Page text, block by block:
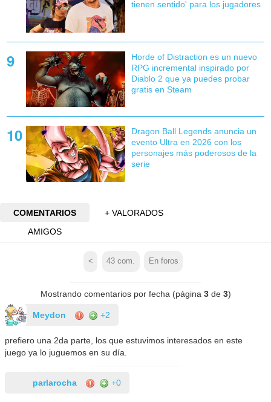
tienen sentido' para los jugadores
Horde of Distraction es un nuevo
RPG incremental inspirado por
Diablo 2 que ya puedes probar
gratis en Steam
Dragon Ball Legends anuncia un
evento Ultra en 2026 con los
personajes más poderosos de la
serie
COMENTARIOS
+ VALORADOS
AMIGOS
< 43 com. En foros
Mostrando comentarios por fecha (página 3de 3)
Meydon +2
prefiero una 2da parte, los que estuvimos interesados en este
juego ya lo juguemos en su día.
parlarocha +0